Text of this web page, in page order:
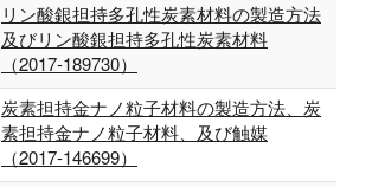
リン酸銀担持多孔性炭素材料の製造方法
及びリン酸銀担持多孔性炭素材料
（2017-189730）
炭素担持金ナノ粒子材料の製造方法、炭
素担持金ナノ粒子材料、及び触媒
（2017-146699）